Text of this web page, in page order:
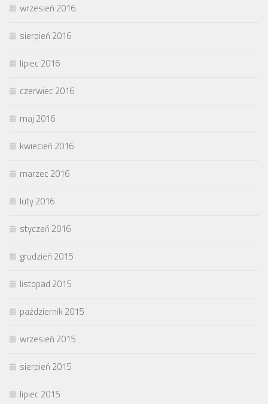
wrzesień 2016
sierpień 2016
lipiec 2016
czerwiec 2016
maj 2016
kwiecień 2016
marzec 2016
luty 2016
styczeń 2016
grudzień 2015
listopad 2015
październik 2015
wrzesień 2015
sierpień 2015
lipiec 2015